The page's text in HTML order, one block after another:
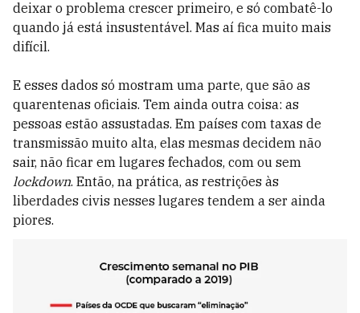
deixar o problema crescer primeiro, e só combatê-lo
quando já está insustentável. Mas aí fica muito mais
difícil.
E esses dados só mostram uma parte, que são as
quarentenas oficiais. Tem ainda outra coisa: as
pessoas estão assustadas. Em países com taxas de
transmissão muito alta, elas mesmas decidem não
sair, não ficar em lugares fechados, com ou sem
lockdown. Então, na prática, as restrições às
liberdades civis nesses lugares tendem a ser ainda
piores.